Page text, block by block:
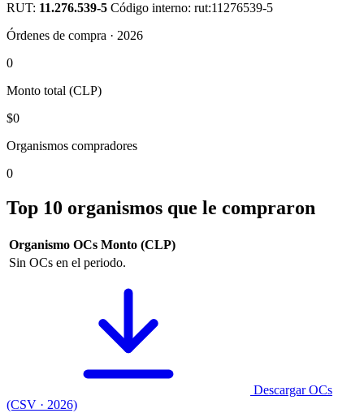
RUT: 11.276.539-5 Código interno: rut:11276539-5
Órdenes de compra · 2026
0
Monto total (CLP)
$0
Organismos compradores
0
Top 10 organismos que le compraron
Organismo OCs Monto (CLP)
Sin OCs en el periodo.
Descargar OCs
(CSV · 2026)